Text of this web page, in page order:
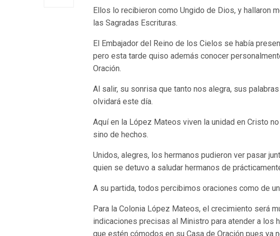
Ellos lo recibieron como Ungido de Dios, y hallaron
las Sagradas Escrituras.
El Embajador del Reino de los Cielos se había
pero esta tarde quiso además conocer
Oración.
Al salir, su sonrisa que tanto nos alegra, sus
olvidará este día.
Aquí en la López Mateos viven la unidad en Cristo
sino de hechos.
Unidos, alegres, los hermanos pudieron ver pasar
quien se detuvo a saludar hermanos de
A su partida, todos percibimos oraciones como de
Para la Colonia López Mateos, el crecimiento será
indicaciones precisas al Ministro para atender a los
que estén cómodos en su Casa de Oración pues ya